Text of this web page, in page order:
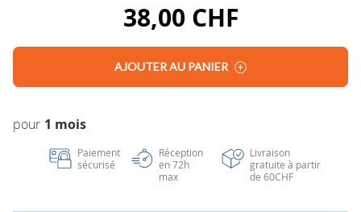
38,00 CHF
AJOUTER AU PANIER
1 mois
Paiement
sécurisé
Réception
en 72h
max
Livraison
gratuite à partir
de 60CHF